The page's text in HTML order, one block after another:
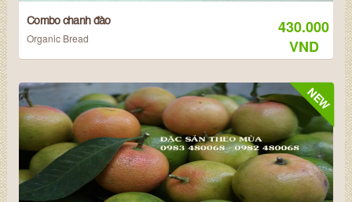
Combo chanh đào
Organic Bread
430.000
VND
NEW